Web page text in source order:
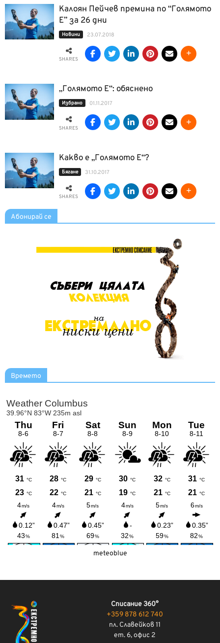
Калоян Пейчев премина по “Голямото
Е” за 26 дни
Новини 23.07.2018
SHARES
„Голямото Е“: обяснено
Избрано 01.11.2017
SHARES
Какво е „Голямото Е“?
Бягане 31.10.2017
SHARES
Абонирай се
Времето
meteoblue
Списание 360°
+359 878 612 740
пл. Славейков 11
ет. 6, офис 2